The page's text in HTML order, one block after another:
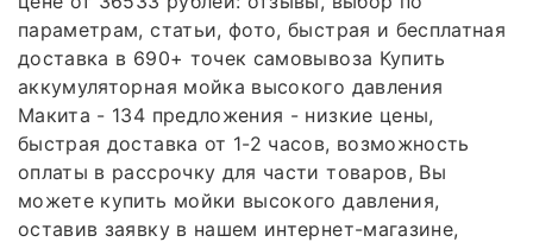
параметрам, статьи, фото, быстрая и бесплатная
доставка в 690+ точек самовывоза Купить
аккумуляторная мойка высокого давления
Макита - 134 предложения - низкие цены,
быстрая доставка от 1-2 часов, возможность
оплаты в рассрочку для части товаров, Вы
можете купить мойки высокого давления,
оставив заявку в нашем интернет-магазине,